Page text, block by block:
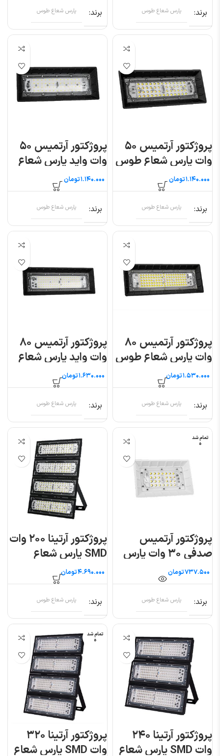
برند پارس شعاع طوس برند پارس شعاع طوس
پروژکتور آرتمیس ۵۰
وات پارس شعاع طوس
تومان
برند پارس شعاع طوس
پروژکتور آرتمیس ۵۰
وات واید پارس شعاع
طوستومان
برند پارس شعاع طوس
پروژکتور آرتمیس ۸۰
وات پارس شعاع طوس
تومان
برند پارس شعاع طوس
پروژکتور آرتمیس ۸۰
وات واید پارس شعاع
طوس تومان
برند پارس شعاع طوس
تمام شد
ه
پروژکتور آرتمیس
صدفی ۳۰ وات پارس
شعاع طوس
تومان
برند پارس شعاع طوس
پروژکتور آرتینا ۲۰۰ وات
SMD پارس شعاع
طوس تومان
برند پارس شعاع طوس
پروژکتور آرتینا ۲۴۰
وات SMD پارس شعاع
تمام شد
ه
پروژکتور آرتینا ۳۲۰
وات SMD پارس شعاع